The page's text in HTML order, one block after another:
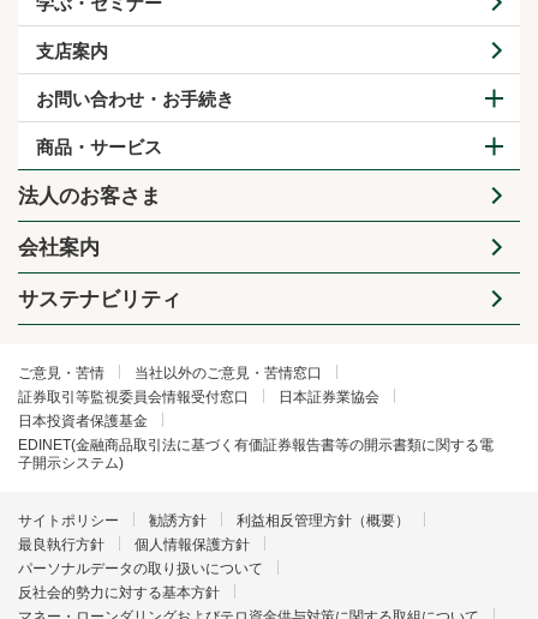
支店案内
お問い合わせ・お手続き
商品・サービス
法人のお客さま
会社案内
サステナビリティ
ご意見・苦情
当社以外のご意見・苦情窓口
証券取引等監視委員会情報受付窓口
日本証券業協会
日本投資者保護基金
EDINET(金融商品取引法に基づく有価証券報告書等の開示書類に関する電
子開示システム)
サイトポリシー 勧誘方針
利益相反管理方針（概要）
最良執行方針
個人情報保護方針
パーソナルデータの取り扱いについて
反社会的勢力に対する基本方針